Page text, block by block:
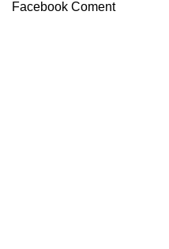
Facebook Coment